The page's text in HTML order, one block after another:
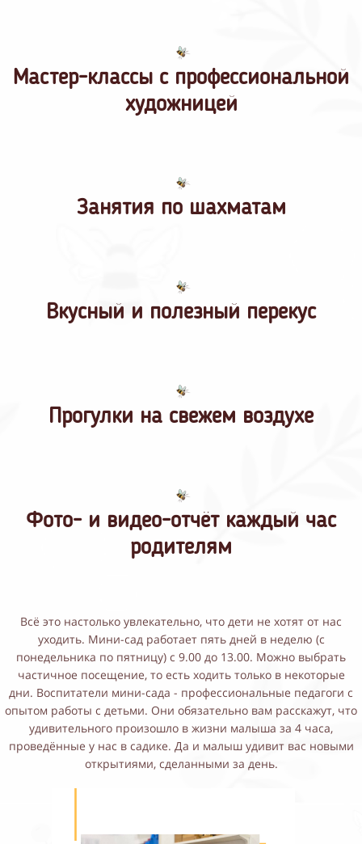
Мастер-классы с профессиональной
художницей
Занятия по шахматам
Вкусный и полезный перекус
Прогулки на свежем воздухе
Фото- и видео-отчёт каждый час
родителям
Всё это настолько увлекательно, что дети не хотят от нас
уходить. Мини-сад работает пять дней в неделю (с
понедельника по пятницу) с 9.00 до 13.00. Можно выбрать
частичное посещение, то есть ходить только в некоторые
дни. Воспитатели мини-сада - профессиональные педагоги с
опытом работы с детьми. Они обязательно вам расскажут, что
удивительного произошло в жизни малыша за 4 часа,
проведённые у нас в садике. Да и малыш удивит вас новыми
открытиями, сделанными за день.